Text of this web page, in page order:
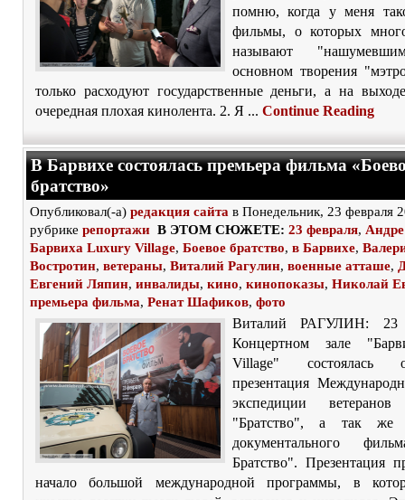
помню, когда у меня
фильмы, о которых
называют
основном творения
только расходуют государственные деньги, а на
очередная плохая кинолента. 2. Я ... Continue Reading
В Барвихе состоялась премьера фильма
братство»
Опубликовал(-а) редакция сайта в Понедельник, 23 февраля
рубрике репортажи В ЭТОМ СЮЖЕТЕ: 23 февраля,
Барвиха Luxury Village, Боевое братство, в Барвихе,
Востротин, ветераны, Виталий Рагулин, военные атташе,
Евгений Ляпин, инвалиды, кино, кинопоказы, Николай
премьера фильма, Ренат Шафиков, фото
Виталий РАГУЛИН: 23
Концертном зале
Village" состоялась
презентация
экспедиции
"Братство", а так же
документального
Братство". Презентация
начало большой международной программы, в